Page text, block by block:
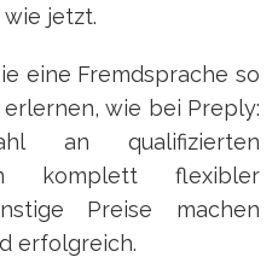
jetzt.
eine Fremdsprache so
wie bei Preply:
an qualifizierten
komplett flexibler
Preise machen
erfolgreich.